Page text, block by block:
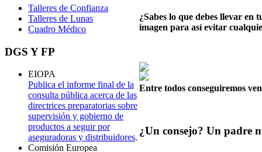
¿Sabes lo que debes llevar en
imagen para así evitar
Entre todos conseguiremos
¿Un consejo? Un padre
Talleres de Confianza
Talleres de Lunas
Cuadro Médico
DGS Y FP
EIOPA
Publica el informe final de la
consulta pública acerca de las
directrices preparatorias sobre
supervisión y gobierno de
productos a seguir por
aseguradoras y distribuidores.
Comisión Europea